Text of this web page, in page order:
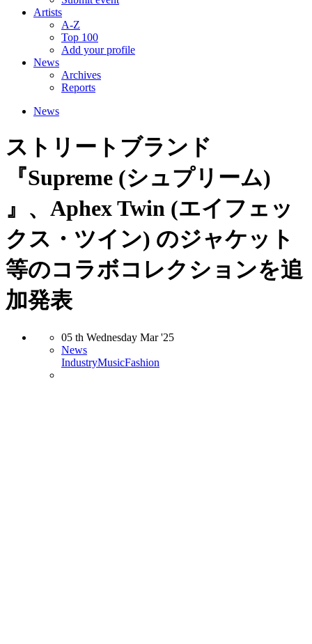
Artists
A-Z
Top 100
Add your profile
News
Archives
Reports
News
ストリートブランド
『Supreme (シュプリーム)
』、Aphex Twin (エイフェッ
クス・ツイン) のジャケット
等のコラボコレクションを追
加発表
05 th Wednesday Mar '25
News
IndustryMusicFashion